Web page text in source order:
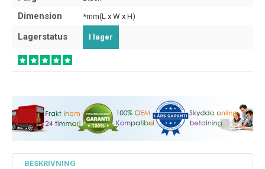
Dimension *mm(L x W x H)
Lagerstatus I lager
BESKRIVNING